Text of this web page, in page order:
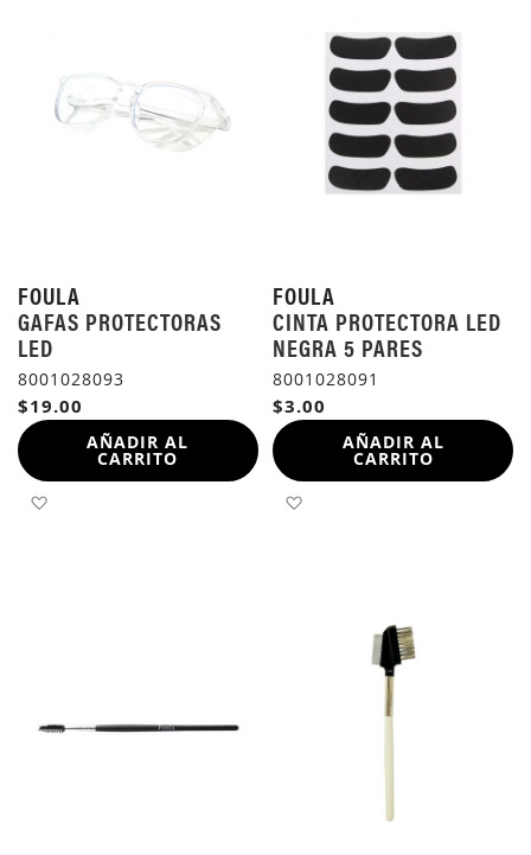
FOULA
GAFAS PROTECTORAS
LED
8001028093
$19.00
AÑADIR AL
CARRITO
AÑADIR A LA LISTA DE DESEOS
FOULA
CINTA PROTECTORA LED
NEGRA 5 PARES
8001028091
$3.00
AÑADIR AL
CARRITO